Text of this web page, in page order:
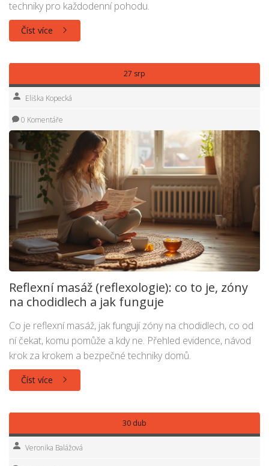
techniky pro každodenní pohodu.
Číst více
27 srp
Eliška Kopecká
0 Komentáře
Reflexní masáž (reflexologie): co to je, zóny
na chodidlech a jak funguje
Co je reflexní masáž, jak fungují zóny na chodidlech, co od
ní čekat, komu pomůže a kdy ne. Přehled evidence, návod
krok za krokem a bezpečné techniky domů.
Číst více
30 dub
Veronika Balážová